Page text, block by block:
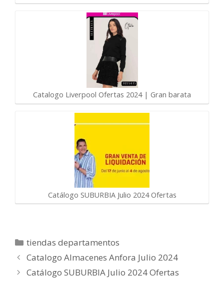
Catalogo Liverpool Ofertas 2024 | Gran barata
Catálogo SUBURBIA Julio 2024 Ofertas
Categorías
tiendas departamentos
Catalogo Almacenes Anfora Julio 2024
Catálogo SUBURBIA Julio 2024 Ofertas